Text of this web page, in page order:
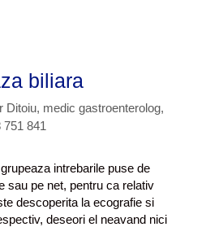
biliara
Ditoiu, medic gastroenterolog,
841
grupeaza intrebarile puse de
sau pe net, pentru ca relativ
descoperita la ecografie si
deseori el neavand nici